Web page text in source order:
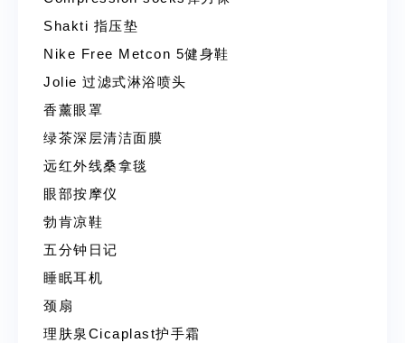
Shakti 指压垫
Nike Free Metcon 5健身鞋
Jolie 过滤式淋浴喷头
香薰眼罩
绿茶深层清洁面膜
远红外线桑拿毯
眼部按摩仪
勃肯凉鞋
五分钟日记
睡眠耳机
颈扇
理肤泉Cicaplast护手霜